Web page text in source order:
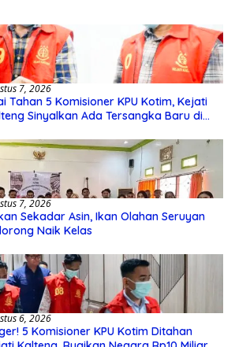
7, 2026
Tahan 5 Komisioner KPU Kotim, Kejati
Sinyalkan Ada Tersangka Baru di
7, 2026
Sekadar Asin, Ikan Olahan Seruyan
Naik Kelas
6, 2026
5 Komisioner KPU Kotim Ditahan